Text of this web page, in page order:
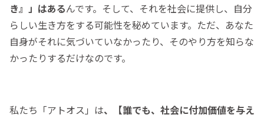
き』」はあるんです。そして、それを社会に提供し、自分
らしい生き方をする可能性を秘めています。ただ、あなた
自身がそれに気づいていなかったり、そのやり方を知らな
かったりするだけなのです。
私たち「アトオス」は、【誰でも、社会に付加価値を与え